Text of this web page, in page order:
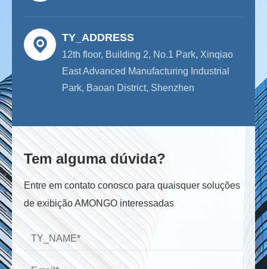
TY_ADDRESS
12th floor, Building 2, No.1 Park, Xinqiao
East Advanced Manufacturing Industrial
Park, Baoan District, Shenzhen
Tem alguma dúvida?
Entre em contato conosco para quaisquer soluções
de exibição AMONGO interessadas